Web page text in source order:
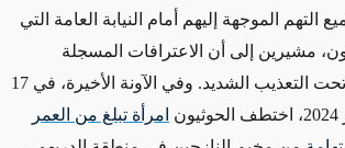
الموجهة إليهم أمام النيابة العامة التي
مشيرين إلى أن الاعترافات المسجلة
بالفيديو قد انتُزعت تحت التعذيب الشديد. وفي الآونة الأخيرة، في 17
امرأة تبلغ من العمر